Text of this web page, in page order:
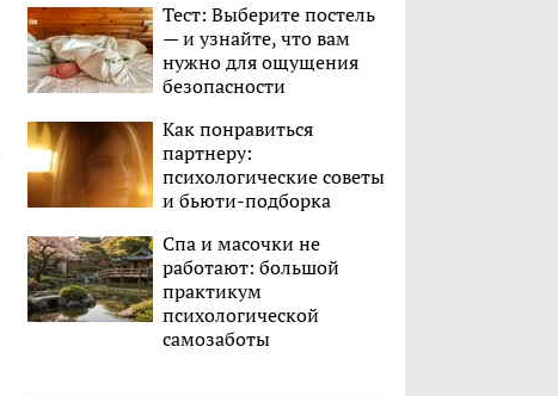
Тест: Выберите постель
— и узнайте, что вам
нужно для ощущения
безопасности
Как понравиться
партнеру:
психологические советы
и бьюти-подборка
Спа и масочки не
работают: большой
практикум
психологической
самозаботы